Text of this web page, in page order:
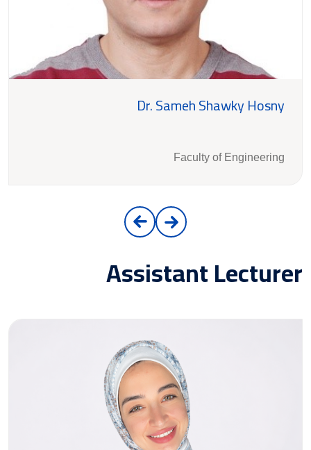
Dr. Sameh Shawky Hosny
Faculty of Engineering
Assistant Lecturer